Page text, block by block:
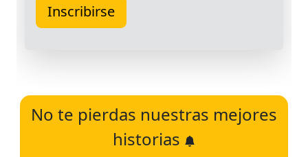
No te pierdas nuestras mejores
historias